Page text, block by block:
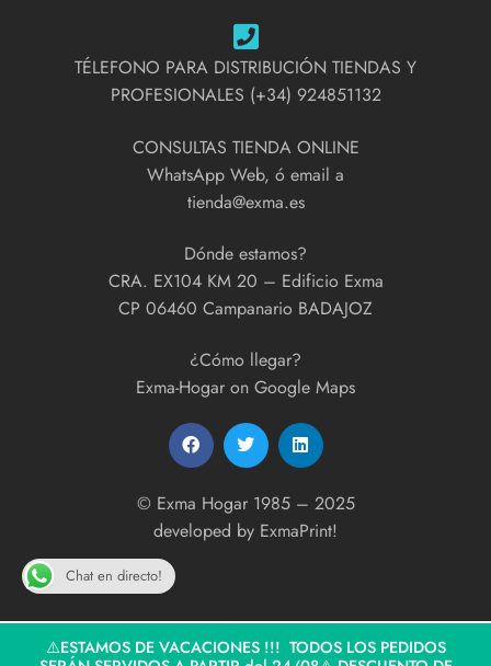
⚠️ESTAMOS DE VACACIONES !!! TODOS LOS PEDIDOS
TÉLEFONO PARA DISTRIBUCIÓN TIENDAS Y
PROFESIONALES (+34) 924851132
CONSULTAS TIENDA ONLINE
WhatsApp Web, ó email a
tienda@exma.es
Dónde estamos?
CRA. EX104 KM 20 – Edificio Exma
CP 06460 Campanario BADAJOZ
¿Cómo llegar?
Exma-Hogar on Google Maps
© Exma Hogar 1985 – 2025
developed by ExmaPrint!
Chat en directo!